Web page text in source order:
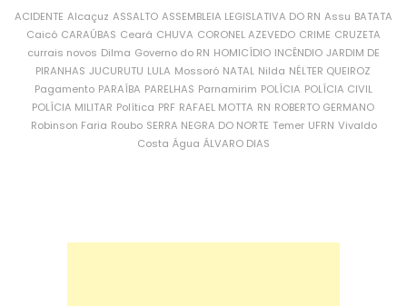
ACIDENTE Alcaçuz ASSALTO ASSEMBLEIA LEGISLATIVA DO RN Assu BATATA
Caicó CARAÚBAS Ceará CHUVA CORONEL AZEVEDO CRIME CRUZETA
currais novos Dilma Governo do RN HOMICÍDIO INCÊNDIO JARDIM DE
PIRANHAS JUCURUTU LULA Mossoró NATAL Nilda NÉLTER QUEIROZ
Pagamento PARAÍBA PARELHAS Parnamirim POLÍCIA POLÍCIA CIVIL
POLÍCIA MILITAR Política PRF RAFAEL MOTTA RN ROBERTO GERMANO
Robinson Faria Roubo SERRA NEGRA DO NORTE Temer UFRN Vivaldo
Costa Água ÁLVARO DIAS